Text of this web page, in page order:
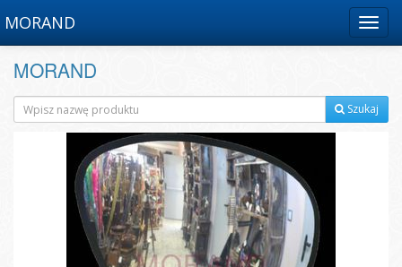
Menu
MORAND
MORAND
Szukaj